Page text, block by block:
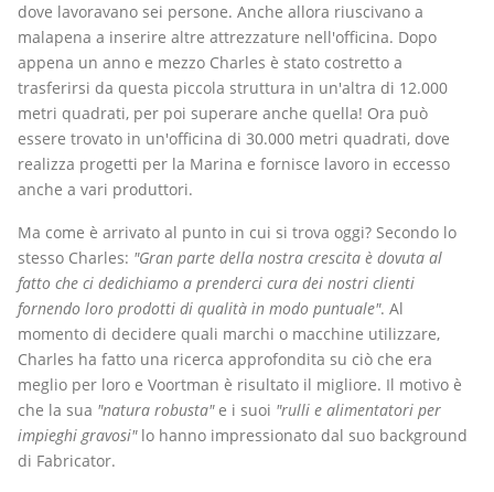
dove lavoravano sei persone. Anche allora riuscivano a
malapena a inserire altre attrezzature nell'officina. Dopo
appena un anno e mezzo Charles è stato costretto a
trasferirsi da questa piccola struttura in un'altra di 12.000
metri quadrati, per poi superare anche quella! Ora può
essere trovato in un'officina di 30.000 metri quadrati, dove
realizza progetti per la Marina e fornisce lavoro in eccesso
anche a vari produttori.
Ma come è arrivato al punto in cui si trova oggi? Secondo lo
stesso Charles: "Gran parte della nostra crescita è dovuta al
fatto che ci dedichiamo a prenderci cura dei nostri clienti
fornendo loro prodotti di qualità in modo puntuale". Al
momento di decidere quali marchi o macchine utilizzare,
Charles ha fatto una ricerca approfondita su ciò che era
meglio per loro e Voortman è risultato il migliore. Il motivo è
che la sua "natura robusta"e i suoi "rulli e alimentatori per
impieghi gravosi"lo hanno impressionato dal suo background
di Fabricator.